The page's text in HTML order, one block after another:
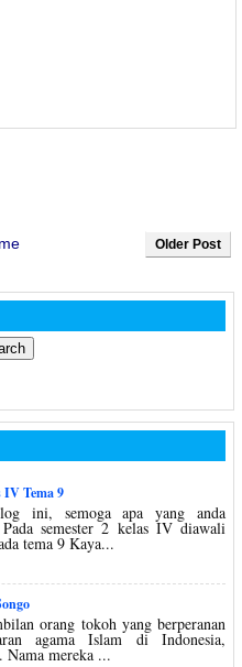
Older Post
Tema 9
ini, semoga apa yang anda
semester 2 kelas IV diawali
tema 9 Kaya...
orang tokoh yang berperanan
agama Islam di Indonesia,
Nama mereka ...